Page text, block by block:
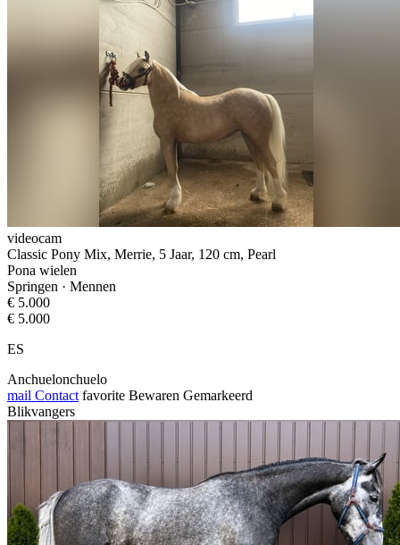
videocam
Classic Pony Mix, Merrie, 5 Jaar, 120 cm, Pearl
Pona wielen
Springen · Mennen
€ 5.000
€ 5.000
ES
Anchuelonchuelo
mail Contact favorite Bewaren Gemarkeerd
Blikvangers